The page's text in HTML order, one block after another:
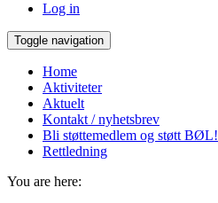
Log in
Toggle navigation
Home
Aktiviteter
Aktuelt
Kontakt / nyhetsbrev
Bli støttemedlem og støtt BØL!
Rettledning
You are here: